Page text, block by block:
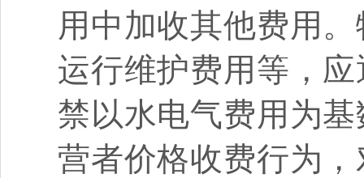
用中加收其他费用
运行维护费用等，
禁以水电气费用为
营者价格收费行为